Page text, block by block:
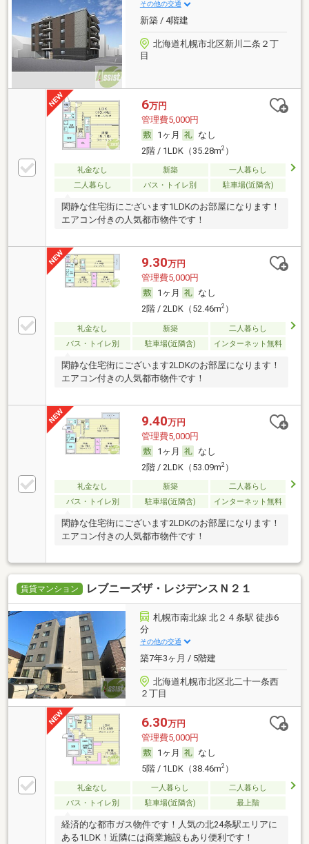
その他の交通
新築 / 4階建
北海道札幌市北区新川二条２丁
目
6万円
管理費5,000円
1ヶ月
なし
2階 / 1LDK（35.28m2）
礼金なし 新築
一人暮らし
二人暮らし
バス・トイレ別 駐車場(近隣含)
閑静な住宅街にございます1LDKのお部屋になります！
エアコン付きの人気都市物件です！
9.30万円
管理費5,000円
1ヶ月
なし
2階 / 2LDK（52.46m2）
礼金なし 新築
二人暮らし
バス・トイレ別
駐車場(近隣含) インターネット無料
閑静な住宅街にございます2LDKのお部屋になります！
エアコン付きの人気都市物件です！
9.40万円
管理費5,000円
1ヶ月
なし
2階 / 2LDK（53.09m2）
礼金なし 新築
二人暮らし
バス・トイレ別
駐車場(近隣含) インターネット無料
閑静な住宅街にございます2LDKのお部屋になります！
エアコン付きの人気都市物件です！
賃貸マンション レブニーズザ・レジデンスＮ２１
札幌市南北線 北２４条駅 徒歩6
分
その他の交通
築7年3ヶ月 / 5階建
北海道札幌市北区北二十一条西
２丁目
6.30万円
管理費5,000円
1ヶ月
なし
5階 / 1LDK（38.46m2）
礼金なし 一人暮らし
二人暮らし
バス・トイレ別
駐車場(近隣含) 最上階
経済的な都市ガス物件です！人気の北24条駅エリアに
ある1LDK！近隣には商業施設もあり便利です！